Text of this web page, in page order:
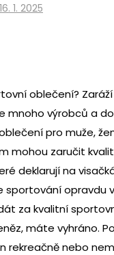
16. 1. 2025
oblečení?
mnoho výrobců a
pro muže,
mohou zaručit
deklarují na
sportování opravdu
za kvalitní
máte vyhráno.
rekreačně nebo